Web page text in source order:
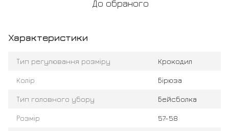
До обраного
Характеристики
Тип регулювання розміру Крокодил
Колір Бірюза
Тип головного убору Бейсболка
Розмір 57-58